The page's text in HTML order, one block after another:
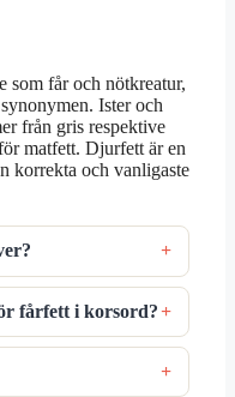
som får och nötkreatur,
Ister och
från gris respektive
matfett. Djurfett är en
korrekta och vanligaste
fårfett i korsord?